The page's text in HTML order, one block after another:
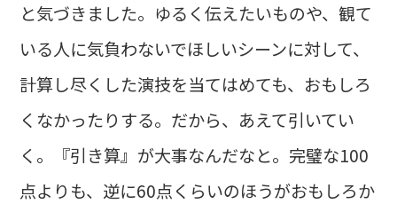
と気づきました。ゆるく伝えたいものや、観て
いる人に気負わないでほしいシーンに対して、
計算し尽くした演技を当てはめても、おもしろ
くなかったりする。だから、あえて引いてい
く。『引き算』が大事なんだなと。完璧な100
点よりも、逆に60点くらいのほうがおもしろか